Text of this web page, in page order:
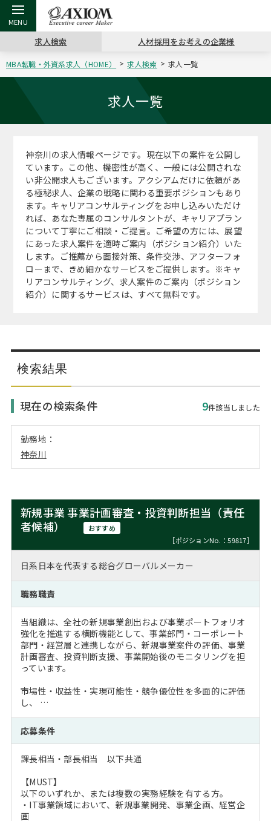
戻る
アクシアムの特長
コンサ
代表メ
サービス案内 キャリ
“展”職
コンサルタントの紹介
戻る
キャリア支援 TOP
キャリアデザイン講座
MBAの
転職活
おわり
ステージ別アドバイス
MBAの転職事例
MBAからのFAQ
MBA留学生数の推移
日本か
主な10
インターン受入企業一覧
年齢と年収の相関図
戻る
転職ツール TOP
英文レジュメの書き方 パワー
キーワ
職務経歴書の書き方
日本語履歴書テンプレート
よくある面接Q&A集
外資系／面接攻略のコツ
戻る
転職コラム TOP
“展”職相談室
転職市場の明日をよめ
コンサルティングの現場から
転職成功への4つの鍵
キャリアに効く一冊
注目企業インタビュー
戻る
イベント・セミナー TOP
ジョブフェア
キャリアデザインセミナー
海外セミナー
キャリアフォーラム
プロ経営者の特別セミナー
Career Talk Live
戻る
会社概要 TOP
沿革
主なクライアント
アクセス
採用情報
パブリシティ
ニュースリリース
求人検索 人材採用をお考えの企業様
MBA転職・外資系求人（HOME） 求人検索 求人一覧
求人一覧
神奈川の求人情報ページです。現在以下の案件を公開し
ています。この他、機密性が高く、一般には公開されな
い非公開求人もございます。アクシアムだけに依頼があ
る極秘求人、企業の戦略に関わる重要ポジションもあり
ます。キャリアコンサルティングをお申し込みいただけ
れば、あなた専属のコンサルタントが、キャリアプラン
について丁寧にご相談・ご提言。ご希望の方には、展望
にあった求人案件を適時ご案内（ポジション紹介）いた
します。ご推薦から面接対策、条件交渉、アフターフォ
ローまで、きめ細かなサービスをご提供します。※キャ
リアコンサルティング、求人案件のご案内（ポジション
紹介）に関するサービスは、すべて無料です。
検索結果
現在の検索条件 9件該当しました
勤務地：
神奈川
新規事業 事業計画審査・投資判断担当（責任
者候補）
おすすめ
［ポジションNo.：59817］
日系日本を代表する総合グローバルメーカー
職務職責
当組織は、全社の新規事業創出および事業ポートフォリオ
強化を推進する横断機能として、事業部門・コーポレート
部門・経営層と連携しながら、新規事業案件の評価、事業
計画審査、投資判断支援、事業開始後のモニタリングを担
っています。
市場性・収益性・実現可能性・競争優位性を多面的に評価
し、 …
応募条件
課長相当・部長相当 以下共通
【MUST】
以下のいずれか、または複数の実務経験を有する方。
・IT事業領域において、新規事業開発、事業企画、経営企
画